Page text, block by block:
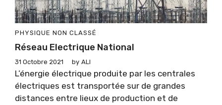
PHYSIQUE NON CLASSÉ
Réseau Electrique National
31 Octobre 2021 by ALI
L’énergie électrique produite par les centrales
électriques est transportée sur de grandes
distances entre lieux de production et de